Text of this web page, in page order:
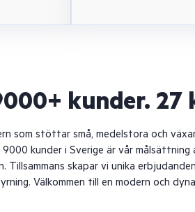
kunder. 27
som stöttar små, medelstora och
kunder i Sverige är vår
skapar vi unika
Välkommen till en modern och